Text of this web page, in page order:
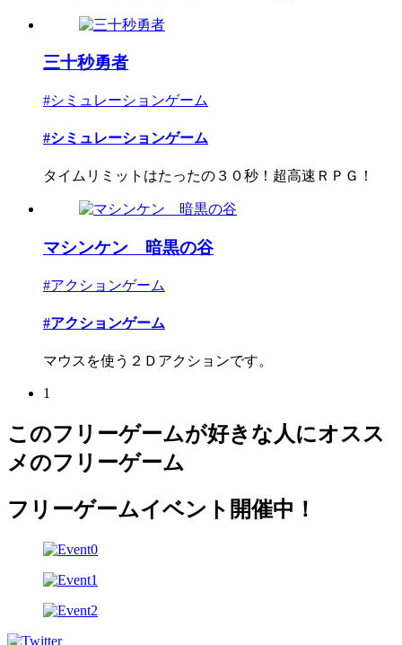
三十秒勇者
#シミュレーションゲーム
#シミュレーションゲーム
タイムリミットはたったの３０秒！超高速ＲＰＧ！
マシンケン 暗黒の谷
#アクションゲーム
#アクションゲーム
マウスを使う２Ｄアクションです。
1
このフリーゲームが好きな人にオスス
メのフリーゲーム
フリーゲームイベント開催中！